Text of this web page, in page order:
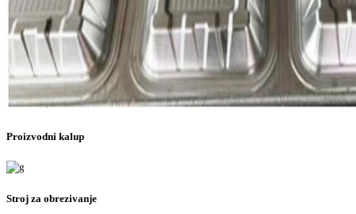
Proizvodni kalup
Stroj za obrezivanje